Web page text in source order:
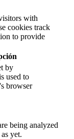
with
cookies track
to provide
by
used to
browser
being analyzed
yet.